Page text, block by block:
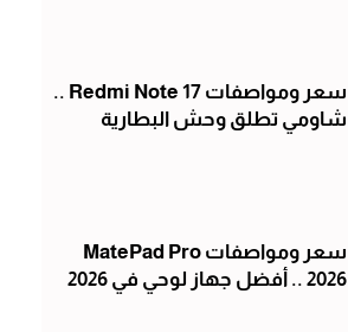
سعر ومواصفات Redmi Note 17 ..
شاومي تطلق وحش البطارية
سعر ومواصفات MatePad Pro
2026 .. أفضل جهاز لوحي في 2026